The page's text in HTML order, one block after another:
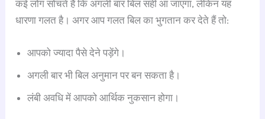
कई लोग सोचते हैं कि अगली बार बिल सही आ जाएगा, लेकिन यह
धारणा गलत है। अगर आप गलत बिल का भुगतान कर देते हैं तो:
आपको ज्यादा पैसे देने पड़ेंगे।
अगली बार भी बिल अनुमान पर बन सकता है।
लंबी अवधि में आपको आर्थिक नुकसान होगा।